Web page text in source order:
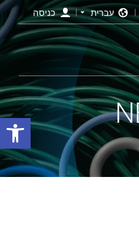
עברית כניסה
פתח